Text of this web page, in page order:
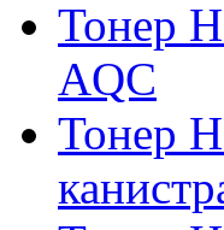
Тонер
AQC
Тонер